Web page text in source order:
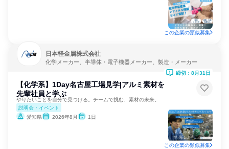
この企業の類似募集
日本軽金属株式会社
化学メーカー、半導体・電子機器メーカー、製造・メーカー
【化学系】1Day名古屋工場見学|アルミ素材を
先輩社員と学ぶ
やりたいことを自分で見つける。チームで挑む、素材の未来。
説明会・イベント
愛知県
2026年8月 1日
締切：8月31日
この企業の類似募集